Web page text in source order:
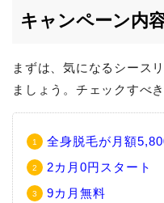
キャンペーン内
まずは、気になるシース
ましょう。チェックすべ
全身脱毛が月額
2カ月0円スタート
9カ月無料